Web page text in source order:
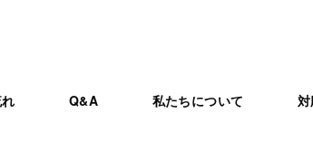
Q&A 私たちについて